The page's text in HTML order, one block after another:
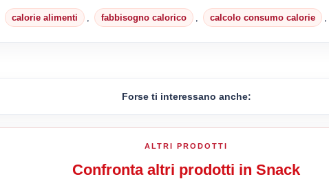
calorie alimenti fabbisogno calorico calcolo consumo calorie
Forse ti interessano anche:
ALTRI PRODOTTI
Confronta altri prodotti in Snack